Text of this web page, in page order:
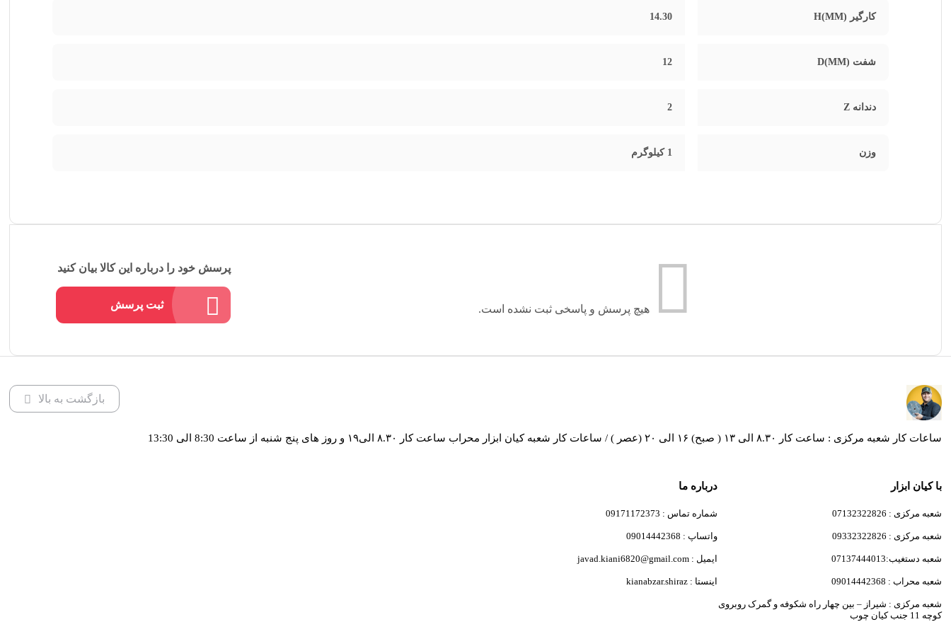
کارگیر H(MM) 14.30
شفت D(MM) 12
دندانه Z 2
وزن 1 کیلوگرم
هیچ پرسش و پاسخی ثبت نشده است.
پرسش خود را درباره این کالا بیان کنید
ثبت پرسش
بازگشت به بالا
ساعات کار شعبه مرکزی : ساعت کار ۸.۳۰ الی ۱۳ ( صبح) ۱۶ الی ۲۰ (عصر ) / ساعات کار شعبه کیان ابزار محراب ساعت کار ۸.۳۰ الی۱۹ و روز های پنج شنبه از ساعت 8:30 الی 13:30
با کیان ابزار
شعبه مرکزی : 07132322826
شعبه مرکزی : 09332322826
شعبه دستغیب:07137444013
شعبه محراب : 09014442368
شعبه مرکزی : شیراز – بین چهار راه شکوفه و گمرک روبروی
کوچه 11 جنب کیان چوب
درباره ما
شماره تماس : 09171172373
واتساپ : 09014442368
ایمیل : javad.kiani6820@gmail.com
اینستا : kianabzar.shiraz